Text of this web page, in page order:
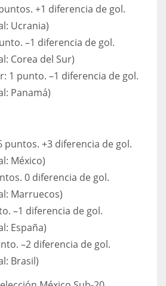
+1 diferencia de gol.
Ucrania)
–1 diferencia de gol.
Corea del Sur)
1 punto. –1 diferencia de gol.
Panamá)
puntos. +3 diferencia de gol.
México)
0 diferencia de gol.
Marruecos)
–1 diferencia de gol.
España)
–2 diferencia de gol.
Brasil)